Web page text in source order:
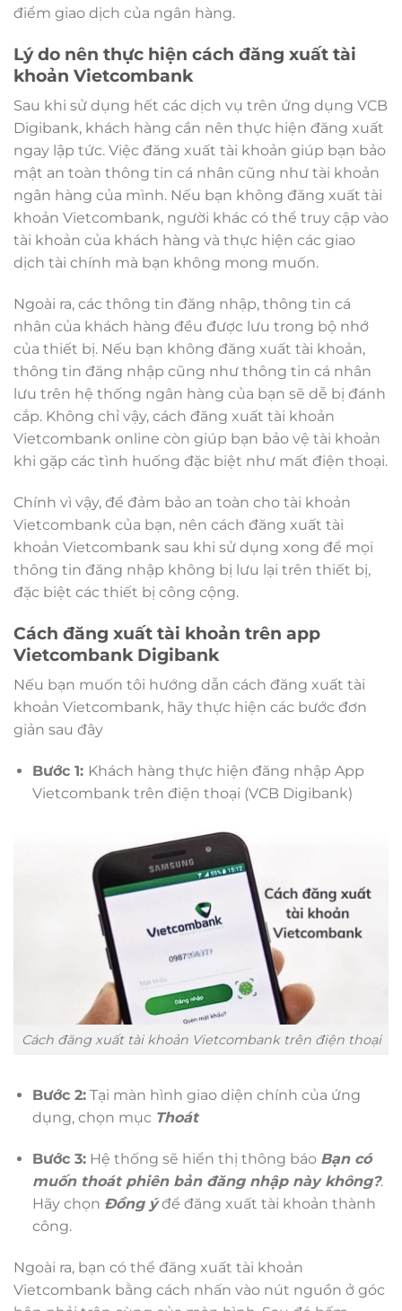
điểm giao dịch của ngân hàng.
Lý do nên thực hiện cách đăng xuất tài
khoản Vietcombank
Sau khi sử dụng hết các dịch vụ trên ứng dụng VCB
Digibank, khách hàng cần nên thực hiện đăng xuất
ngay lập tức. Việc đăng xuất tài khoản giúp bạn bảo
mật an toàn thông tin cá nhân cũng như tài khoản
ngân hàng của mình. Nếu bạn không đăng xuất tài
khoản Vietcombank, người khác có thể truy cập vào
tài khoản của khách hàng và thực hiện các giao
dịch tài chính mà bạn không mong muốn.
Ngoài ra, các thông tin đăng nhập, thông tin cá
nhân của khách hàng đều được lưu trong bộ nhớ
của thiết bị. Nếu bạn không đăng xuất tài khoản,
thông tin đăng nhập cũng như thông tin cá nhân
lưu trên hệ thống ngân hàng của bạn sẽ dễ bị đánh
cắp. Không chỉ vậy, cách đăng xuất tài khoản
Vietcombank online còn giúp bạn bảo vệ tài khoản
khi gặp các tình huống đặc biệt như mất điện thoại.
Chính vì vậy, để đảm bảo an toàn cho tài khoản
Vietcombank của bạn, nên cách đăng xuất tài
khoản Vietcombank sau khi sử dụng xong để mọi
thông tin đăng nhập không bị lưu lại trên thiết bị,
đặc biệt các thiết bị công cộng.
Cách đăng xuất tài khoản trên app
Vietcombank Digibank
Nếu bạn muốn tôi hướng dẫn cách đăng xuất tài
khoản Vietcombank, hãy thực hiện các bước đơn
giản sau đây
Bước 1: Khách hàng thực hiện đăng nhập App
Vietcombank trên điện thoại (VCB Digibank)
Cách đăng xuất tài khoản Vietcombank trên điện thoại
Bước 2:Tại màn hình giao diện chính của ứng
dụng, chọn mục Thoát
Bước 3:Hệ thống sẽ hiển thị thông báo Bạn có
muốn thoát phiên bản đăng nhập này không?.
Hãy chọn Đồng ýđể đăng xuất tài khoản thành
công.
Ngoài ra, bạn có thể đăng xuất tài khoản
Vietcombank bằng cách nhấn vào nút nguồn ở góc